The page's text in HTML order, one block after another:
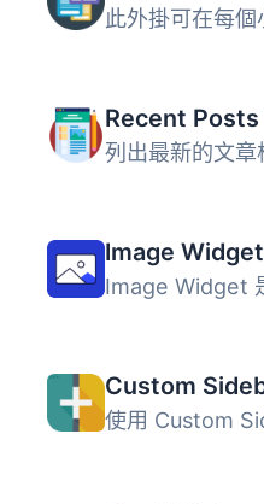
Image Widget